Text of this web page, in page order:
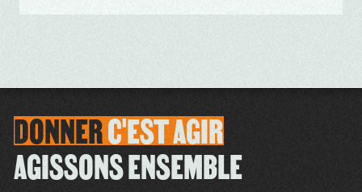
DONNERC'ESTAGIR
AGISSONS ENSEMBLE